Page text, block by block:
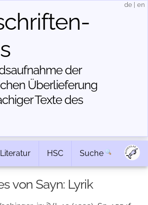
der
Über­lieferung
Texte des
de en
Literatur HSC Suche
von Sayn: Lyrik